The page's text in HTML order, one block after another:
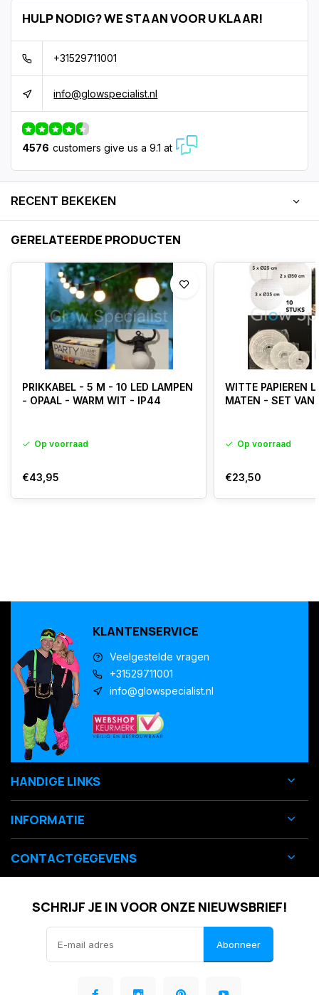
HULP NODIG? WE STAAN VOOR U KLAAR!
+31529711001
info@glowspecialist.nl
4576 customers give us a 9.1 at
RECENT BEKEKEN
GERELATEERDE PRODUCTEN
PRIKKABEL - 5 M - 10 LED LAMPEN
- OPAAL - WARM WIT - IP44
Op voorraad
€43,95
WITTE PAPIEREN
MATEN - SET VAN
Op voorraad
€23,50
KLANTENSERVICE
Veelgestelde vragen
+31529711001
info@glowspecialist.nl
HANDIGE LINKS
INFORMATIE
CONTACTGEGEVENS
SCHRIJF JE IN VOOR ONZE NIEUWSBRIEF!
Abonneer